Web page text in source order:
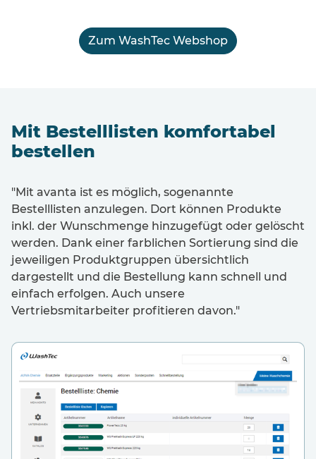
Zum WashTec Webshop
Mit Bestelllisten komfortabel
bestellen
"Mit avanta ist es möglich, sogenannte
Bestelllisten anzulegen. Dort können Produkte
inkl. der Wunschmenge hinzugefügt oder gelöscht
werden. Dank einer farblichen Sortierung sind die
jeweiligen Produktgruppen übersichtlich
dargestellt und die Bestellung kann schnell und
einfach erfolgen. Auch unsere
Vertriebsmitarbeiter profitieren davon."